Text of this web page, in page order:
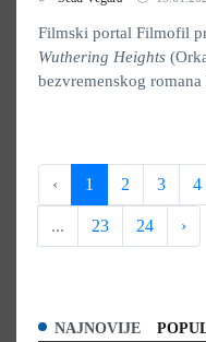
Filmski portal Filmofil
Wuthering Heights
bezvremenskog romana
‹ 1 2 3 4
... 23 24 ›
NAJNOVIJE